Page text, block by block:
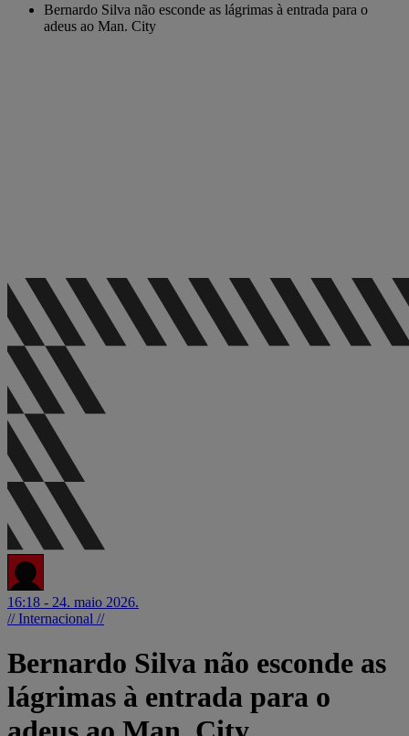
Bernardo Silva não esconde as lágrimas à entrada para o
adeus ao Man. City
16:18 - 24. maio 2026.
// Internacional //
Bernardo Silva não esconde as
lágrimas à entrada para o